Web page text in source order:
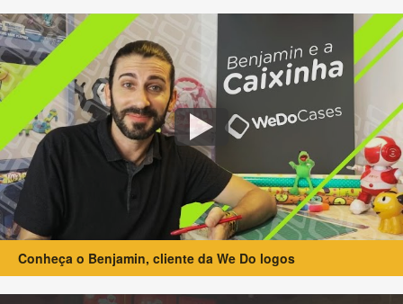
Conheça o Benjamin, cliente da We Do logos